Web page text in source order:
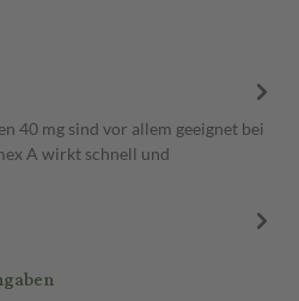
40 mg sind vor allem geeignet bei
A wirkt schnell und